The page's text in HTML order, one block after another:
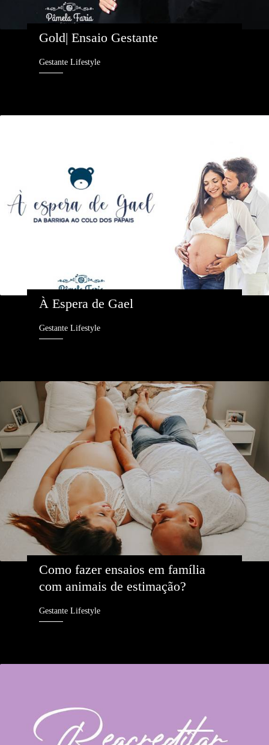
Gold| Ensaio Gestante
Gestante Lifestyle
À Espera de Gael
Gestante Lifestyle
Como fazer ensaios em família
com animais de estimação?
Gestante Lifestyle